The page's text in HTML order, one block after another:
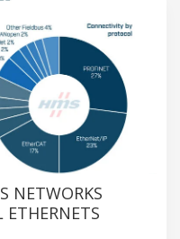
NETWORKS